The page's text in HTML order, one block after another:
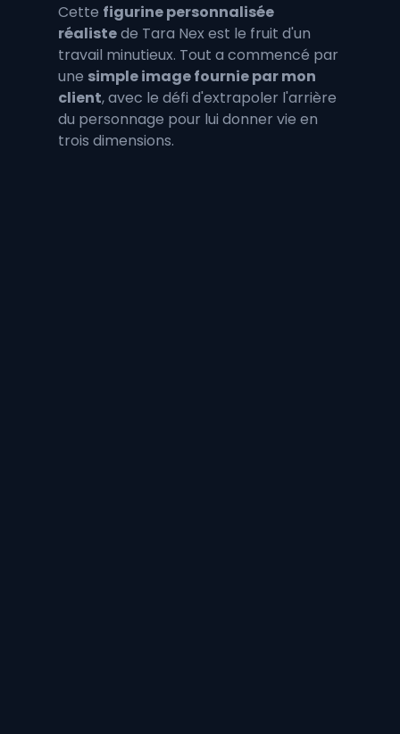
Cette figurine personnalisée
réaliste de Tara Nex est le fruit d'un
travail minutieux. Tout a commencé par
une simple image fournie par mon
client, avec le défi d'extrapoler l'arrière
du personnage pour lui donner vie en
trois dimensions.